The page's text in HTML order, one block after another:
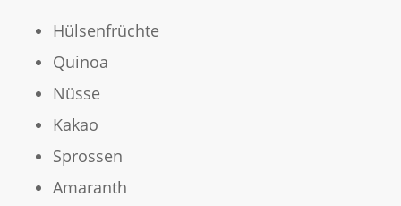
Hülsenfrüchte
Quinoa
Nüsse
Kakao
Sprossen
Amaranth